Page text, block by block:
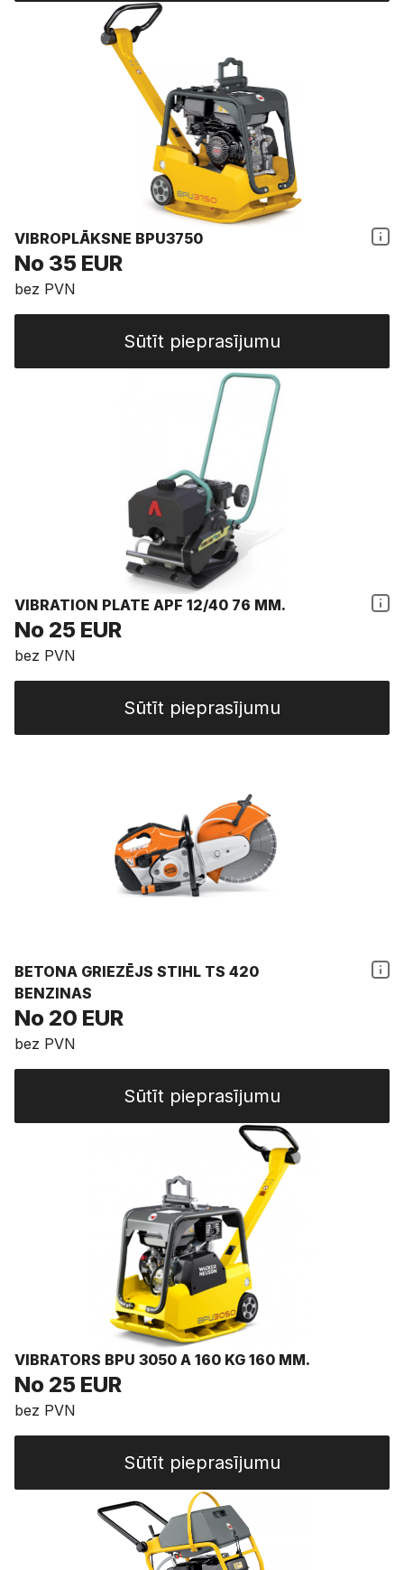
VIBROPLĀKSNE BPU3750
No 35 EUR
bez PVN
Sūtīt pieprasījumu
VIBRATION PLATE APF 12/40 76 MM.
No 25 EUR
bez PVN
Sūtīt pieprasījumu
BETONA GRIEZĒJS STIHL TS 420
BENZINAS
No 20 EUR
bez PVN
Sūtīt pieprasījumu
VIBRATORS BPU 3050 A 160 KG 160 MM.
No 25 EUR
bez PVN
Sūtīt pieprasījumu